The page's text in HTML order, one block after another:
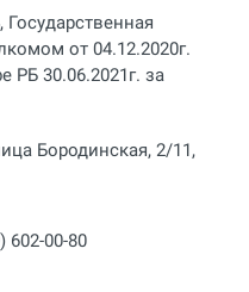
от 04.12.2020г.
РБ 30.06.2021г. за
Бородинская, 2/11,
602-00-80